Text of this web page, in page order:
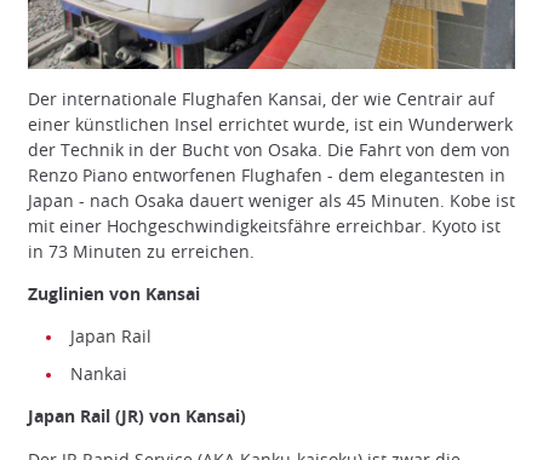
Der internationale Flughafen Kansai, der wie Centrair auf
einer künstlichen Insel errichtet wurde, ist ein Wunderwerk
der Technik in der Bucht von Osaka. Die Fahrt von dem von
Renzo Piano entworfenen Flughafen - dem elegantesten in
Japan - nach Osaka dauert weniger als 45 Minuten. Kobe ist
mit einer Hochgeschwindigkeitsfähre erreichbar. Kyoto ist
in 73 Minuten zu erreichen.
Zuglinien von Kansai
Japan Rail
Nankai
Japan Rail (JR) von Kansai)